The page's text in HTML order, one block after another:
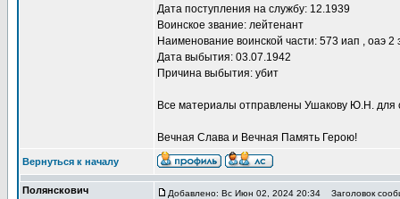
Дата поступления на службу: 12.1939
Воинское звание: лейтенант
Наименование воинской части: 573 иап , оаэ 2
Дата выбытия: 03.07.1942
Причина выбытия: убит
Все материалы отправлены Ушакову Ю.Н. для
Вечная Слава и Вечная Память Герою!
Вернуться к началу
Полянскович Добавлено: Вс Июн 02, 2024 20:34 Заголовок